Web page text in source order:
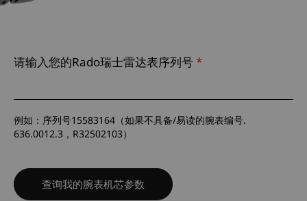
例如：序列号15583164（如果不具备/易读的腕表编号.
636.0012.3，R32502103）
请输入您的Rado瑞士雷达表序列号*
选择您的语言